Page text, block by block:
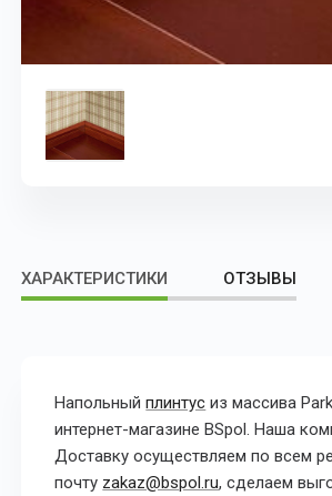
ХАРАКТЕРИСТИКИ ОТЗЫВЫ
Напольныйплинтус измассива
интернет-магазине BSpol. Наша
Доставку осуществляем по всем
почту zakaz@bspol.ru, сделаем